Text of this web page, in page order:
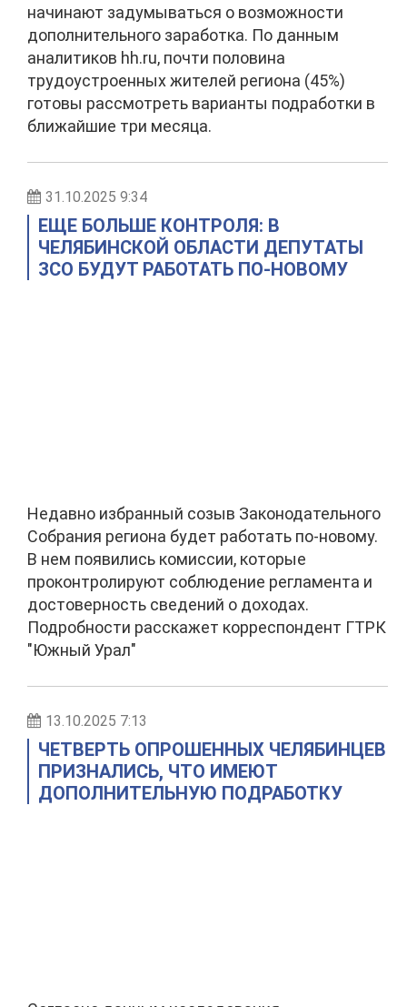
начинают задумываться о возможности
дополнительного заработка. По данным
аналитиков hh.ru, почти половина
трудоустроенных жителей региона (45%)
готовы рассмотреть варианты подработки в
ближайшие три месяца.
31.10.2025 9:34
ЕЩЕ БОЛЬШЕ КОНТРОЛЯ: В
ЧЕЛЯБИНСКОЙ ОБЛАСТИ ДЕПУТАТЫ
ЗСО БУДУТ РАБОТАТЬ ПО-НОВОМУ
Недавно избранный созыв Законодательного
Собрания региона будет работать по-новому.
В нем появились комиссии, которые
проконтролируют соблюдение регламента и
достоверность сведений о доходах.
Подробности расскажет корреспондент ГТРК
"Южный Урал"
13.10.2025 7:13
ЧЕТВЕРТЬ ОПРОШЕННЫХ ЧЕЛЯБИНЦЕВ
ПРИЗНАЛИСЬ, ЧТО ИМЕЮТ
ДОПОЛНИТЕЛЬНУЮ ПОДРАБОТКУ